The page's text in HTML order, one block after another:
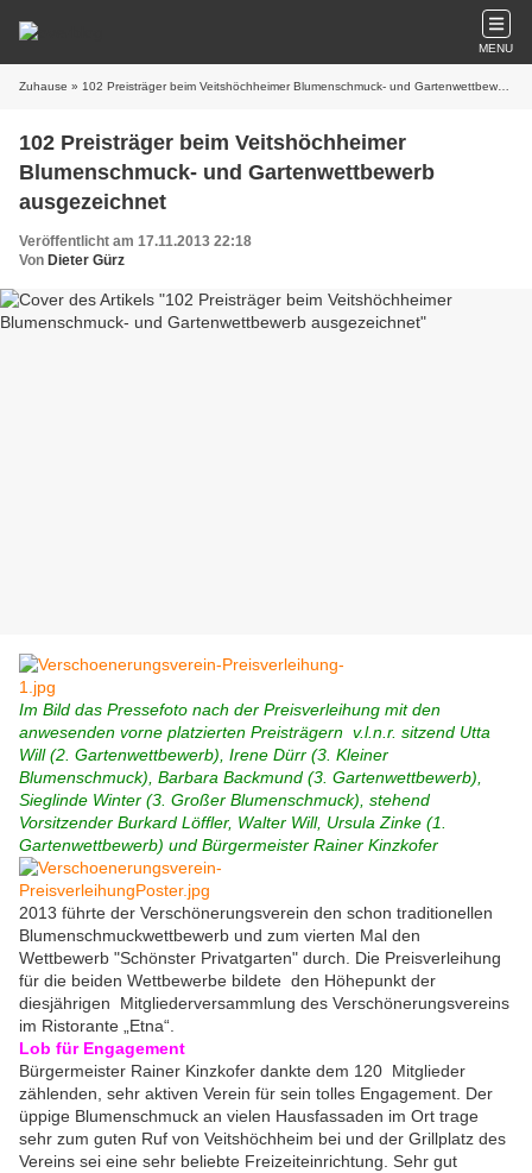
MENU
Zuhause » 102 Preisträger beim Veitshöchheimer Blumenschmuck- und Gartenwettbewerb ausgezeichnet
102 Preisträger beim Veitshöchheimer
Blumenschmuck- und Gartenwettbewerb
ausgezeichnet
Veröffentlicht am 17.11.2013 22:18
Von Dieter Gürz
Im Bild das Pressefoto nach der Preisverleihung mit den
anwesenden vorne platzierten Preisträgern v.l.n.r. sitzend Utta
Will (2. Gartenwettbewerb), Irene Dürr (3. Kleiner
Blumenschmuck), Barbara Backmund (3. Gartenwettbewerb),
Sieglinde Winter (3. Großer Blumenschmuck), stehend
Vorsitzender Burkard Löffler, Walter Will, Ursula Zinke (1.
Gartenwettbewerb) und Bürgermeister Rainer Kinzkofer
2013 führte der Verschönerungsverein den schon traditionellen
Blumenschmuckwettbewerb und zum vierten Mal den
Wettbewerb "Schönster Privatgarten" durch. Die Preisverleihung
für die beiden Wettbewerbe bildete den Höhepunkt der
diesjährigen Mitgliederversammlung des Verschönerungsvereins
im Ristorante „Etna“.
Lob für Engagement
Bürgermeister Rainer Kinzkofer dankte dem 120 Mitglieder
zählenden, sehr aktiven Verein für sein tolles Engagement. Der
üppige Blumenschmuck an vielen Hausfassaden im Ort trage
sehr zum guten Ruf von Veitshöchheim bei und der Grillplatz des
Vereins sei eine sehr beliebte Freizeiteinrichtung. Sehr gut